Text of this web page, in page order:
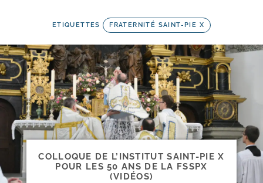
ETIQUETTES FRATERNITÉ SAINT-PIE X
COLLOQUE DE L’INSTITUT SAINT-​PIE X
POUR LES 50 ANS DE LA FSSPX
(VIDÉOS)